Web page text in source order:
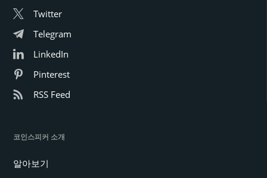
Twitter
Telegram
LinkedIn
Pinterest
RSS Feed
코인스피커 소개
알아보기